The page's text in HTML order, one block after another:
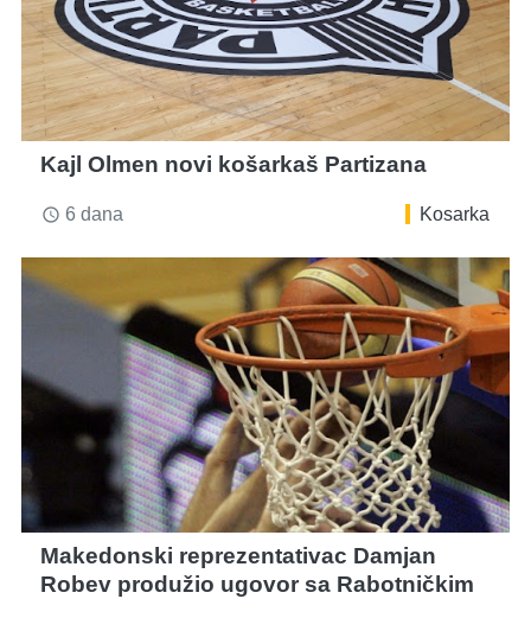
Kajl Olmen novi košarkaš Partizana
access_time 6 dana Kosarka
Makedonski reprezentativac Damjan
Robev produžio ugovor sa Rabotničkim